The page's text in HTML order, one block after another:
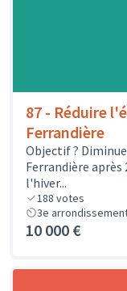
87 - Réduire
Ferrandière
Objectif ?
Ferrandière après
l'hiver...
188 votes
3e
10 000 €